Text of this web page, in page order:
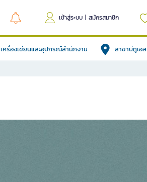
เข้าสู่ระบบ | สมัครสมาชิก
เครื่องเขียนและอุปกรณ์สำนักงาน สาขาบีทูเอส